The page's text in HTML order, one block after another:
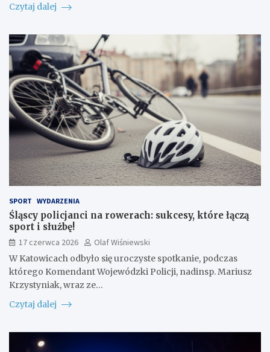
Czytaj dalej
SPORT WYDARZENIA
Śląscy policjanci na rowerach: sukcesy, które łączą
sport i służbę!
17 czerwca 2026
Olaf Wiśniewski
W Katowicach odbyło się uroczyste spotkanie, podczas
którego Komendant Wojewódzki Policji, nadinsp. Mariusz
Krzystyniak, wraz ze…
Czytaj dalej